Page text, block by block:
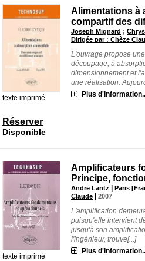
texte imprimé
Alimentations à
compartif des
Joseph Mignard ;
Dirigée par : Chèze
L'ouvrage propose
découpage, à
dimensionnement et
une réalisation.
Plus
Réserver
Disponible
texte imprimé
Amplificateurs
Principe,
Andre Lantz |Paris
Claude |2007
L'amplification
puisqu'elle intervient
jusqu'à son
l'ingénieur, trouve[...]
Plus